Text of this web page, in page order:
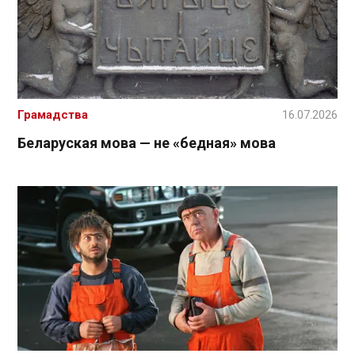
Беларуская мова — не «бедная» мова
Грамадства 16.07.2026